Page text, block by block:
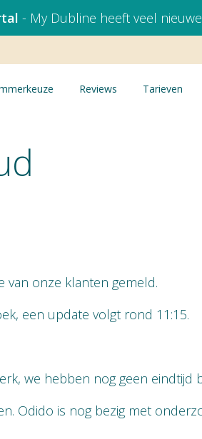
- My Dubline heeft veel
Reviews Tarieven
van onze klanten gemeld.
een update volgt rond 11:15.
we hebben nog geen eindtijd
Odido is nog bezig met